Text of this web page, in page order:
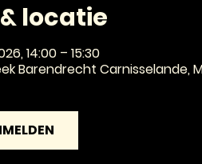
locatie
14:00 – 15:30
Barendrecht Carnisselande,